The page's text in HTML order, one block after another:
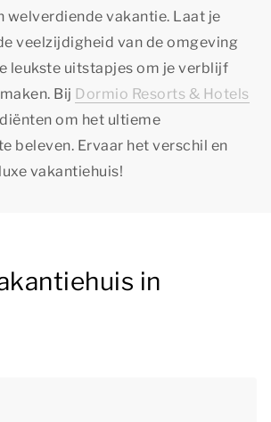
welverdiende vakantie. Laat je
veelzijdigheid van de omgeving
leukste uitstapjes om je verblijf
Bij Dormio Resorts & Hotels
om het ultieme
beleven. Ervaar het verschil en
vakantiehuis!
in